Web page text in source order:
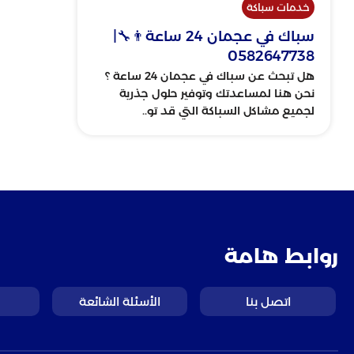
خدمات سباكة
سباك في عجمان 24 ساعة👨‍🔧|
0582647738
هل تبحث عن سباك في عجمان 24 ساعة ؟
نحن هنا لمساعدتك وتوفير حلول جذرية
لجميع مشاكل السباكة التي قد تو..
روابط هامة
اتصل بنا الأسئلة الشائعة